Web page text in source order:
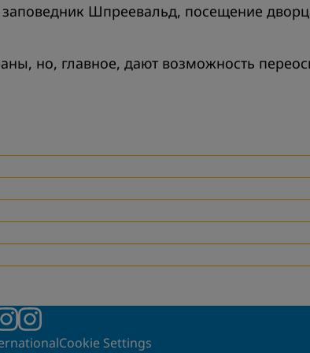
заповедник Шпреевальд, посещение
но, главное, дают возможность
Cookie Settings